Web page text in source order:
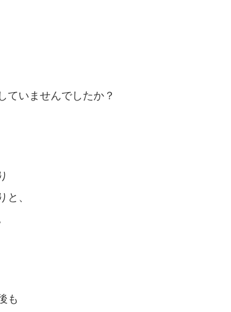
ていませんでしたか？
と、
も